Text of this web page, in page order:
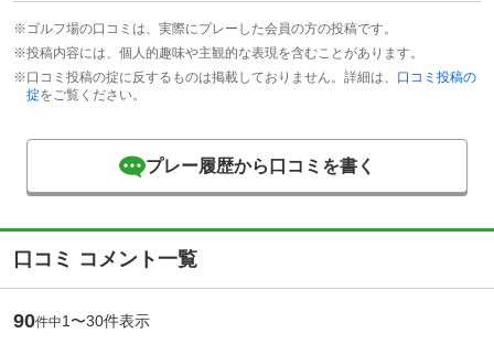
※ゴルフ場の口コミは、実際にプレーした会員の方の投稿です。
※投稿内容には、個人的趣味や主観的な表現を含むことがあります。
※口コミ投稿の掟に反するものは掲載しておりません。詳細は、 口コミ投稿の
掟をご覧ください。
プレー履歴から口コミを書く
口コミ コメント一覧
90件中1〜30件表示